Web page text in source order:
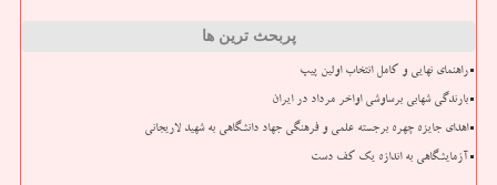
پربحث ترین ها
راهنمای نهایی و کامل انتخاب اولین پیپ
بارندگی شهابی برساوشی اواخر مرداد در ایران
اهدای جایزه چهره برجسته علمی و فرهنگی جهاد دانشگاهی به شهید لاریجانی
آزمایشگاهی به اندازه یک کف دست